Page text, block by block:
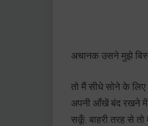
अचानक उसने मुझे
तो मैं सीधे सोने के
अपनी आँखें बंद रखने में
सकूँ. बाहरी तरह से